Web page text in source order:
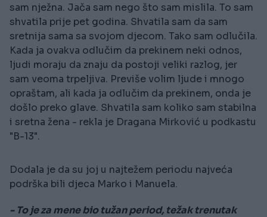
sam nježna. Jača sam nego što sam mislila. To sam
shvatila prije pet godina. Shvatila sam da sam
sretnija sama sa svojom djecom. Tako sam odlučila.
Kada ja ovakva odlučim da prekinem neki odnos,
ljudi moraju da znaju da postoji veliki razlog, jer
sam veoma trpeljiva. Previše volim ljude i mnogo
opraštam, ali kada ja odlučim da prekinem, onda je
došlo preko glave. Shvatila sam koliko sam stabilna
i sretna žena - rekla je Dragana Mirković u podkastu
"B-13".
Dodala je da su joj u najtežem periodu najveća
podrška bili djeca Marko i Manuela.
- To je za mene bio tužan period, težak trenutak